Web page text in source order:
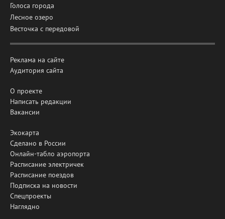
Голоса города
Лесное озеро
Весточка с передовой
Реклама на сайте
Аудитория сайта
О проекте
Написать редакции
Вакансии
Экокарта
Сделано в России
Онлайн-табло аэропорта
Расписание электричек
Расписание поездов
Подписка на новости
Спецпроекты
Наглядно